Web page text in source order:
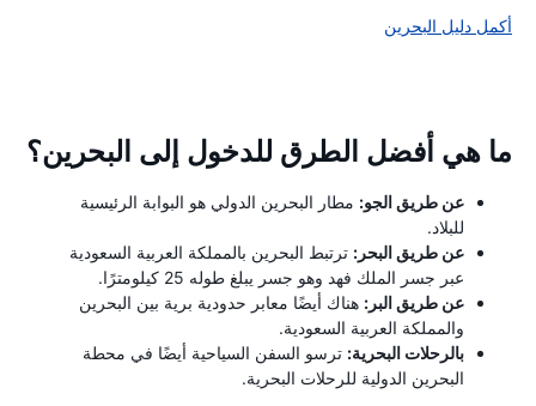
أكمل دليل البحرين
ما هي أفضل الطرق للدخول إلى البحرين؟
عن طريق الجو: مطار البحرين الدولي هو البوابة الرئيسية
للبلاد.
عن طريق البحر: ترتبط البحرين بالمملكة العربية السعودية
عبر جسر الملك فهد وهو جسر يبلغ طوله 25 كيلومترًا.
عن طريق البر: هناك أيضًا معابر حدودية برية بين البحرين
والمملكة العربية السعودية.
بالرحلات البحرية: ترسو السفن السياحية أيضًا في محطة
البحرين الدولية للرحلات البحرية.